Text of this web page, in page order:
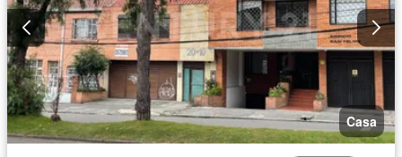
Casa